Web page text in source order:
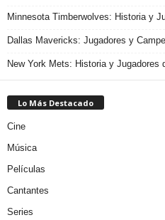
Minnesota Timberwolves: Historia y
Dallas Mavericks: Jugadores y
New York Mets: Historia y Jugadores
Lo Más Destacado
Cine
Música
Películas
Cantantes
Series